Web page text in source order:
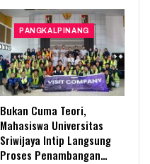
PANGKALPINANG
Bukan Cuma Teori,
Mahasiswa Universitas
Sriwijaya Intip Langsung
Proses Penambangan…